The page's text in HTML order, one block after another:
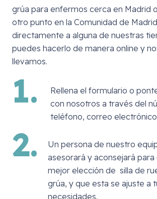
grúa para enfermos cerca en Madrid
otro punto en la Comunidad de
directamente a alguna de nuestras
puedes hacerlo de manera online y
llevamos.
1.
Rellena el formulario o
con nosotros a través del
teléfono, correo
2.
Un persona de nuestro
asesorará y aconsejará para
mejor elección de silla de
grúa, y que esta se ajuste a
necesidades.